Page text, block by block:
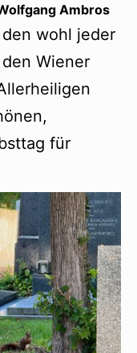
Ambros
wohl jeder
Wiener
für